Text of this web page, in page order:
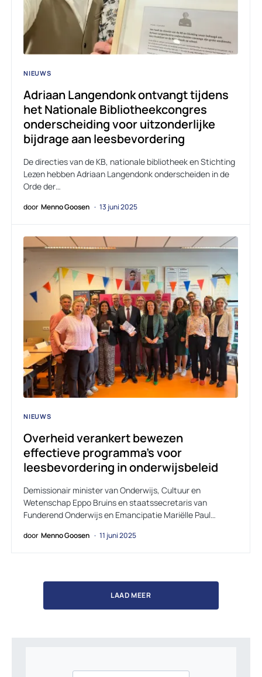
NIEUWS
Adriaan Langendonk ontvangt tijdens
het Nationale Bibliotheekcongres
onderscheiding voor uitzonderlijke
bijdrage aan leesbevordering
De directies van de KB, nationale bibliotheek en Stichting
Lezen hebben Adriaan Langendonk onderscheiden in de
Orde der…
door Menno Goosen 13 juni 2025
NIEUWS
Overheid verankert bewezen
effectieve programma’s voor
leesbevordering in onderwijsbeleid
Demissionair minister van Onderwijs, Cultuur en
Wetenschap Eppo Bruins en staatssecretaris van
Funderend Onderwijs en Emancipatie Mariëlle Paul…
door Menno Goosen 11 juni 2025
LAAD MEER